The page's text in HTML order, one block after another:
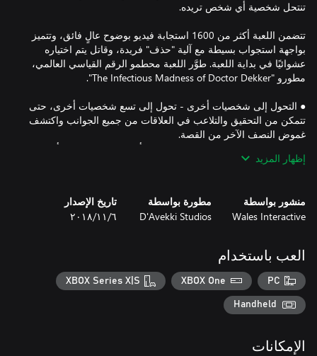
تتضمن اللعبة أكثر من 1600 استجابة فيديو بوضوح عالٍ فائق، وتتميز
بواجهة استجواب بسيطة مع آلية "حذف" فريدة، وقاتل يتم اختياره
عشوائيًا في بداية اللعبة. طوَّر اللعبة محطمو الرقم القياسي العالمي،
● التحول إلى شخصيات أخرى - تحول إلى تسع شخصيات أخرى، حتى
تتمكن من التحقيق والتلاعب في العلاقات من جميع الجوانب واكتشف
● التشويق - قم بحل لغز جريمة القتل، وأوقِف القاتل، وحاذر أن يتم
القبض عليك. يساعد أي قاتل من الثلاثة الذين يتم اختيارهم عشوائيًا في
● حل المشكلات - ألا يمكنك الحصول على هذا الدليل الحاسم بنفسك؟
● أحداث تحفيزية - ليس كل التشعب ثنائيًا. اضغط على أي شخص حتى
النهاية، فقد تكتشف أن لديه أكثر من طريقة لرد الفعل.
إظهار المزيد
منشور بواسطة
Wales Interactive
مطورة بواسطة
D'Avekki Studios
تاريخ الإصدار
٦‏/١١‏/٢٠١٨
العب باستخدام
PC
XBOX One
XBOX Series X|S
Handheld
الإمكانات